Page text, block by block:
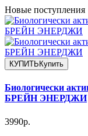
Новые поступления
КУПИТЬ Купить
Биологически
БРЕЙН ЭНЕРДЖИ
3990р.